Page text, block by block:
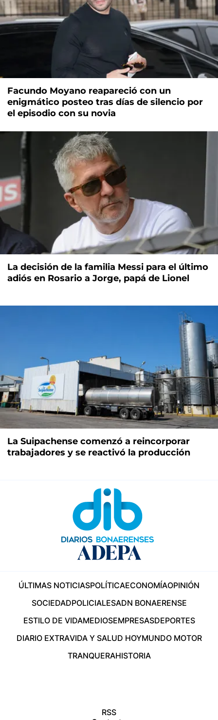
Facundo Moyano reapareció con un
enigmático posteo tras días de silencio por
el episodio con su novia
La decisión de la familia Messi para el último
adiós en Rosario a Jorge, papá de Lionel
La Suipachense comenzó a reincorporar
trabajadores y se reactivó la producción
ÚLTIMAS NOTICIASPOLÍTICAECONOMÍAOPINIÓN
SOCIEDADPOLICIALESADN BONAERENSE
ESTILO DE VIDAMEDIOSEMPRESASDEPORTES
DIARIO EXTRAVIDA Y SALUD HOYMUNDO MOTOR
TRANQUERAHISTORIA
RSS